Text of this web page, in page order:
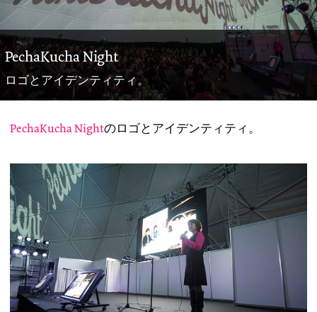
PechaKucha Night
ロゴとアイデンティティ。
PechaKucha Nightのロゴとアイデンティティ。